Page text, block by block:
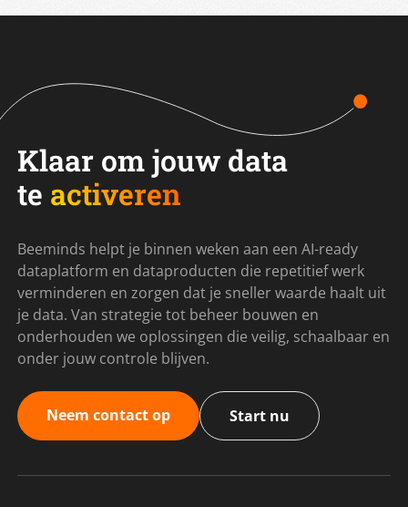
Klaar om jouw data
te activeren
Beeminds helpt je binnen weken aan een AI-ready
dataplatform en dataproducten die repetitief werk
verminderen en zorgen dat je sneller waarde haalt uit
je data. Van strategie tot beheer bouwen en
onderhouden we oplossingen die veilig, schaalbaar en
onder jouw controle blijven.
Neem contact op Start nu